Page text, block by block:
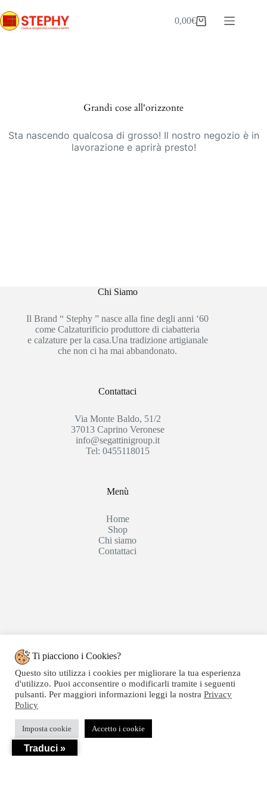
al
contenuto
Carrello
0,00€
Grandi cose all'orizzonte
Sta nascendo qualcosa di grosso! Il nostro negozio è in
lavorazione e aprirà presto!
Chi Siamo
Il Brand “ Stephy ” nasce alla fine degli anni ‘60
come Calzaturificio produttore di ciabatteria
e calzature per la casa.Una tradizione artigianale
che non ci ha mai abbandonato.
Contattaci
Via Monte Baldo, 51/2
37013 Caprino Veronese
info@segattinigroup.it
Tel: 0455118015
Menù
Home
Shop
Chi siamo
Contattaci
Copyright © 2020 SEGATTINI GROUP SRL - Web
powered by Dylog Italia S.p.a. - P.IVA 04550820239
Privacy
Ti piacciono i Cookies?
Questo sito utilizza i cookies per migliorare la tua esperienza
d'utilizzo. Puoi acconsentire o modificarli tramite i seguenti
pulsanti. Per maggiori informazioni leggi la nostra Privacy
Policy
Imposta cookie Accetto i cookie
Traduci »